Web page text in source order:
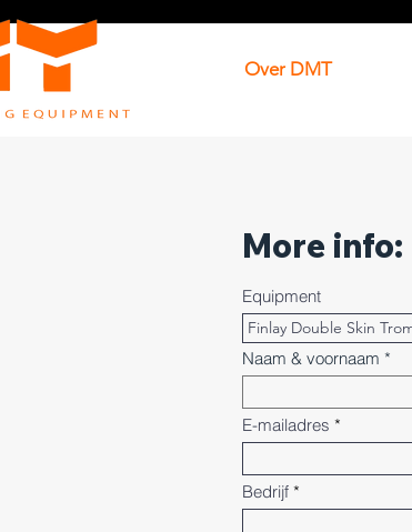
Over DMT
More info:
Equipment
Naam & voornaam
E-mailadres
Bedrijf